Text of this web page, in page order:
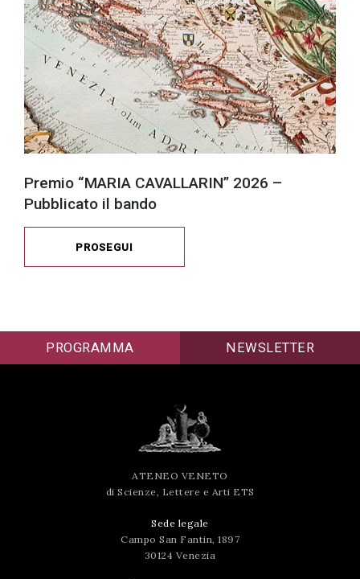
Premio “MARIA CAVALLARIN” 2026 –
Pubblicato il bando
PROSEGUI
PROGRAMMA NEWSLETTER
ATENEO VENETO
di Scienze, Lettere e Arti ETS
Sede legale
Campo San Fantin, 1897
30124 Venezia